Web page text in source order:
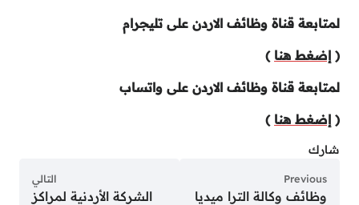
لمتابعة قناة وظائف الاردن على تليجرام
( إضغط هنا )
لمتابعة قناة وظائف الاردن على واتساب
( إضغط هنا )
شارك
Previous
وظائف وكالة الترا ميديا
التالي
الشركة الأردنية لمراكز